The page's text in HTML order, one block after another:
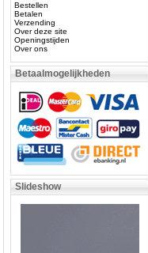
Bestellen
Betalen
Verzending
Over deze site
Openingstijden
Over ons
Betaalmogelijkheden
Slideshow